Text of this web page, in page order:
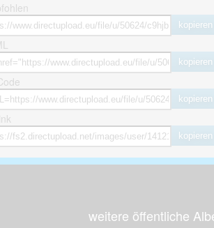
kopieren
kopieren
kopieren
kopieren
weitere öffentliche